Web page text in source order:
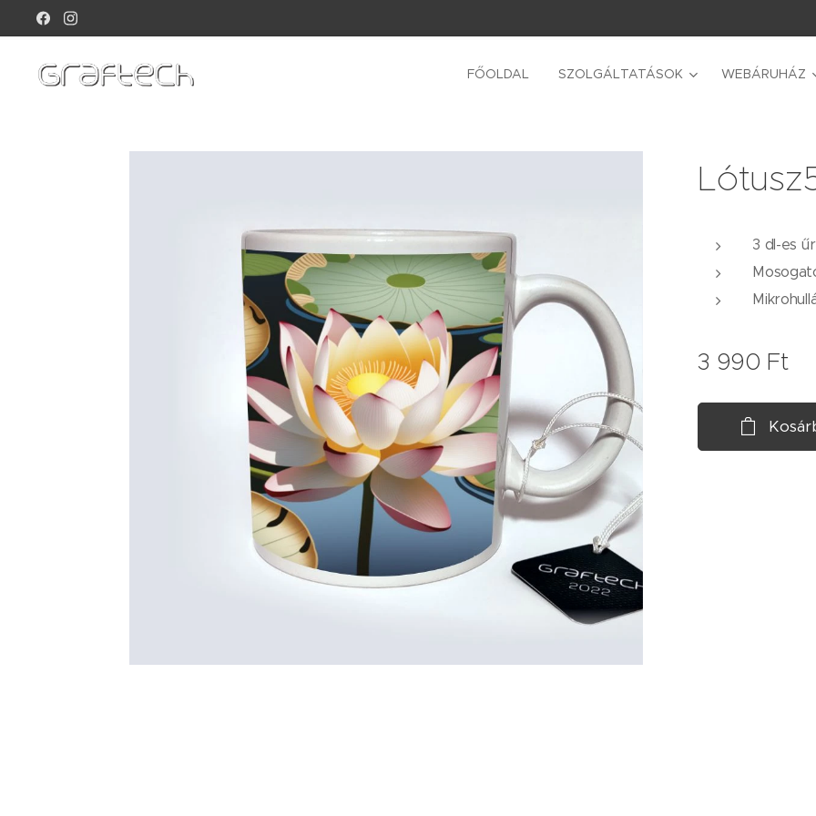
FŐOLDAL SZOLGÁLTATÁSOK WEBÁRUHÁZ
3 dl-es
3 990 Ft